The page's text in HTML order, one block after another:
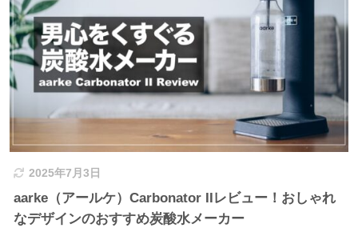
2025年7月3日
aarke（アールケ）Carbonator IIレビュー！おしゃれ
なデザインのおすすめ炭酸水メーカー